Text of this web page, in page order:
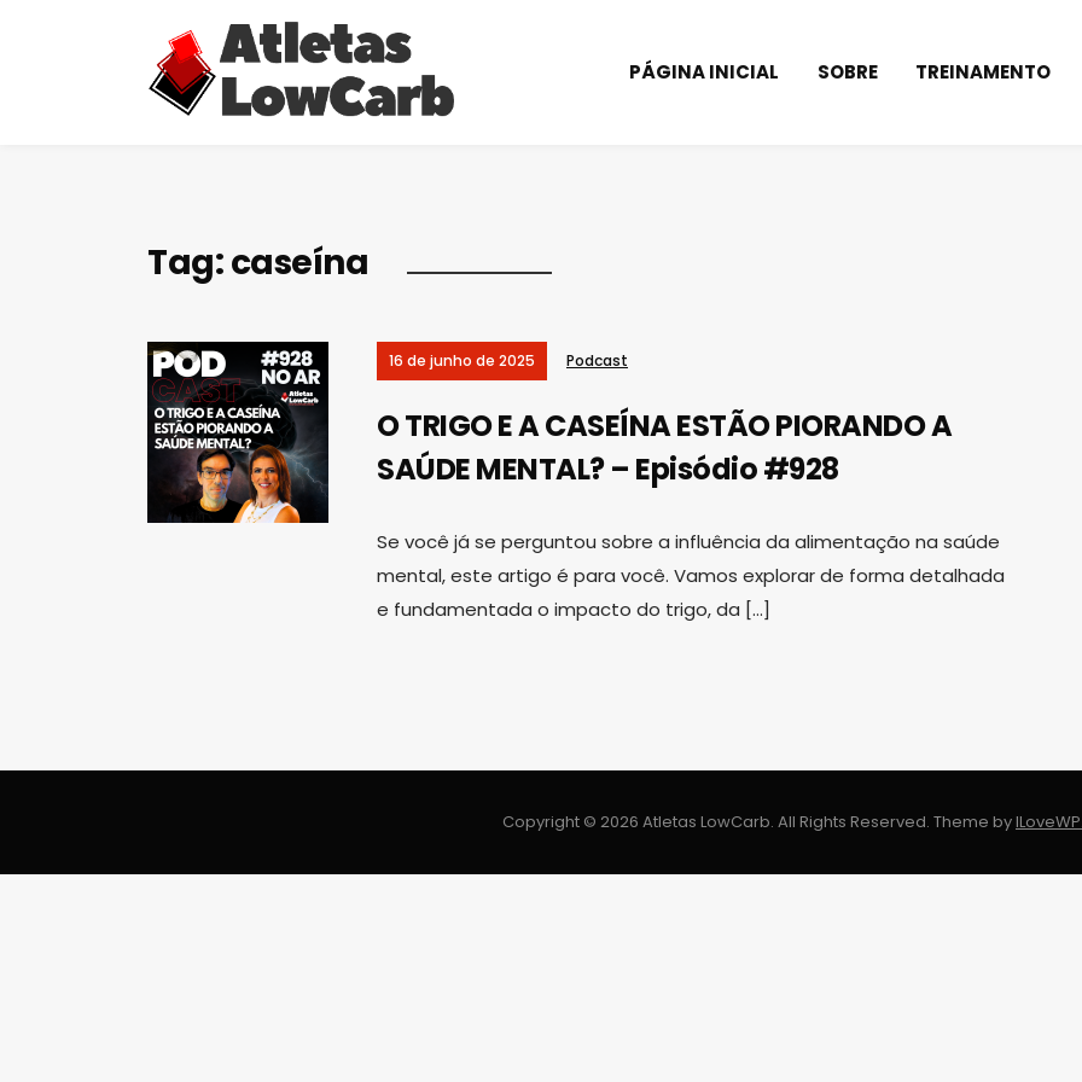
PÁGINA INICIAL SOBRE TREINAMENTO
Tag:caseína
16 de junho de 2025 Podcast
O TRIGO E A CASEÍNA ESTÃO PIORANDO A
SAÚDE MENTAL? – Episódio #928
Se você já se perguntou sobre a influência da alimentação na saúde
mental, este artigo é para você. Vamos explorar de forma detalhada
e fundamentada o impacto do trigo, da […]
Copyright © 2026 Atletas LowCarb. All Rights Reserved. Theme by